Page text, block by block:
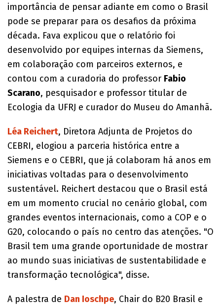
importância de pensar adiante em como o Brasil
pode se preparar para os desafios da próxima
década. Fava explicou que o relatório foi
desenvolvido por equipes internas da Siemens,
em colaboração com parceiros externos, e
contou com a curadoria do professor Fabio
Scarano, pesquisador e professor titular de
Ecologia da UFRJ e curador do Museu do Amanhã.
Léa Reichert, Diretora Adjunta de Projetos do
CEBRI, elogiou a parceria histórica entre a
Siemens e o CEBRI, que já colaboram há anos em
iniciativas voltadas para o desenvolvimento
sustentável. Reichert destacou que o Brasil está
em um momento crucial no cenário global, com
grandes eventos internacionais, como a COP e o
G20, colocando o país no centro das atenções. "O
Brasil tem uma grande oportunidade de mostrar
ao mundo suas iniciativas de sustentabilidade e
transformação tecnológica", disse.
A palestra de Dan Ioschpe, Chair do B20 Brasil e